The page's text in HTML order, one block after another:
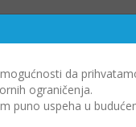
od CFD-ova
padajući trend.
cene i cena
i prodajne
da
ograničenja.
puno uspeha u